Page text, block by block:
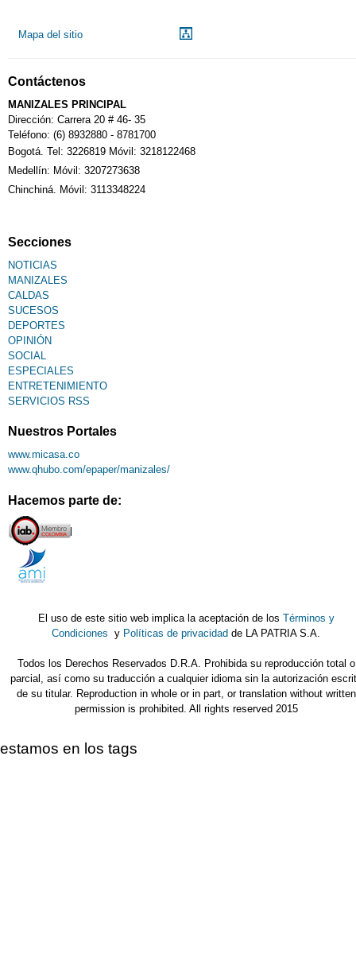
Mapa del sitio
Contáctenos
MANIZALES PRINCIPAL
Dirección: Carrera 20 # 46- 35
Teléfono: (6) 8932880 - 8781700
Bogotá. Tel: 3226819 Móvil: 3218122468
Medellín: Móvil: 3207273638
Chinchiná. Móvil: 3113348224
Secciones
NOTICIAS
MANIZALES
CALDAS
SUCESOS
DEPORTES
OPINIÓN
SOCIAL
ESPECIALES
ENTRETENIMIENTO
SERVICIOS RSS
Nuestros Portales
www.micasa.co
www.qhubo.com/epaper/manizales/
Hacemos parte de:
El uso de este sitio web implica la aceptación de los Términos y
Condiciones y Políticas de privacidad de LA PATRIA S.A.
Todos los Derechos Reservados D.R.A. Prohibida su reproducción total o
parcial, así como su traducción a cualquier idioma sin la autorización
de su titular. Reproduction in whole or in part, or translation without written
permission is prohibited. All rights reserved 2015
estamos en los tags